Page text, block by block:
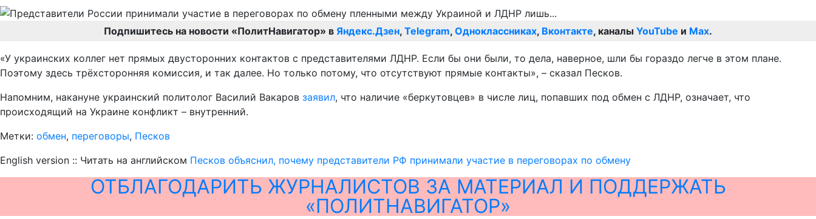
Подпишитесь на новости «ПолитНавигатор» в Яндекс.Дзен, Telegram, Одноклассниках, Вконтакте, каналы YouTube и Max.
«У украинских коллег нет прямых двусторонних контактов с представителями ЛДНР. Если бы они были, то дела, наверное, шли бы гораздо легче в этом плане.
Поэтому здесь трёхсторонняя комиссия, и так далее. Но только потому, что отсутствуют прямые контакты», – сказал Песков.
Напомним, накануне украинский политолог Василий Вакаров заявил, что наличие «беркутовцев» в числе лиц, попавших под обмен с ЛДНР, означает, что
происходящий на Украине конфликт – внутренний.
Метки: обмен, переговоры, Песков
English version :: Читать на английском Песков объяснил, почему представители РФ принимали участие в переговорах по обмену
ОТБЛАГОДАРИТЬ ЖУРНАЛИСТОВ ЗА МАТЕРИАЛ И ПОДДЕРЖАТЬ
«ПОЛИТНАВИГАТОР»